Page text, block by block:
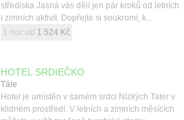
střediska Jasná vás dělí jen pár kroků od letních
i zimních aktivit. Dopřejte si soukromí, k...
1 noc od 1 524 Kč
HOTEL SRDIEČKO
Tále
Hotel je umístěn v samém srdci Nízkých Tater v
klidném prostředí. V letních a zimních měsících